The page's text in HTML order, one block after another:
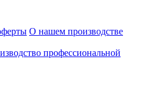
О нашем производстве